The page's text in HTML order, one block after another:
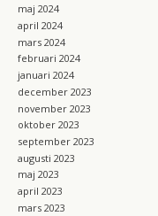
maj 2024
april 2024
mars 2024
februari 2024
januari 2024
december 2023
november 2023
oktober 2023
september 2023
augusti 2023
maj 2023
april 2023
mars 2023